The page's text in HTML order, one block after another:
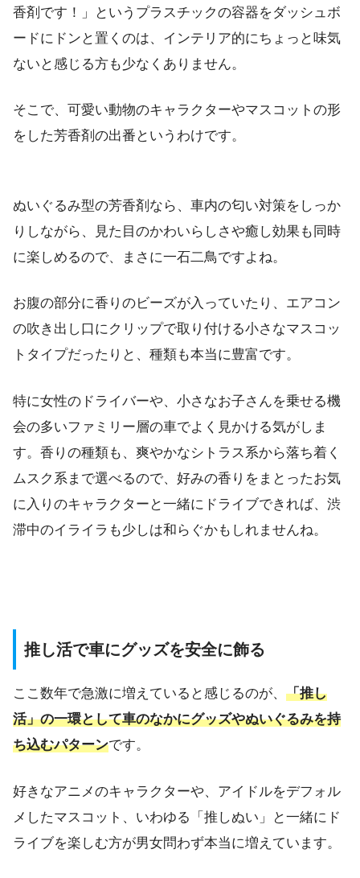
香剤です！」というプラスチックの容器をダッシュボ
ードにドンと置くのは、インテリア的にちょっと味気
ないと感じる方も少なくありません。
そこで、可愛い動物のキャラクターやマスコットの形
をした芳香剤の出番というわけです。
ぬいぐるみ型の芳香剤なら、車内の匂い対策をしっか
りしながら、見た目のかわいらしさや癒し効果も同時
に楽しめるので、まさに一石二鳥ですよね。
お腹の部分に香りのビーズが入っていたり、エアコン
の吹き出し口にクリップで取り付ける小さなマスコッ
トタイプだったりと、種類も本当に豊富です。
特に女性のドライバーや、小さなお子さんを乗せる機
会の多いファミリー層の車でよく見かける気がしま
す。香りの種類も、爽やかなシトラス系から落ち着く
ムスク系まで選べるので、好みの香りをまとったお気
に入りのキャラクターと一緒にドライブできれば、渋
滞中のイライラも少しは和らぐかもしれませんね。
推し活で車にグッズを安全に飾る
ここ数年で急激に増えていると感じるのが、 「推し
活」の一環として車のなかにグッズやぬいぐるみを持
ち込むパターンです。
好きなアニメのキャラクターや、アイドルをデフォル
メしたマスコット、いわゆる「推しぬい」と一緒にド
ライブを楽しむ方が男女問わず本当に増えています。